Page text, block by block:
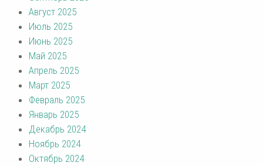
Август 2025
Июль 2025
Июнь 2025
Май 2025
Апрель 2025
Март 2025
Февраль 2025
Январь 2025
Декабрь 2024
Ноябрь 2024
Октябрь 2024